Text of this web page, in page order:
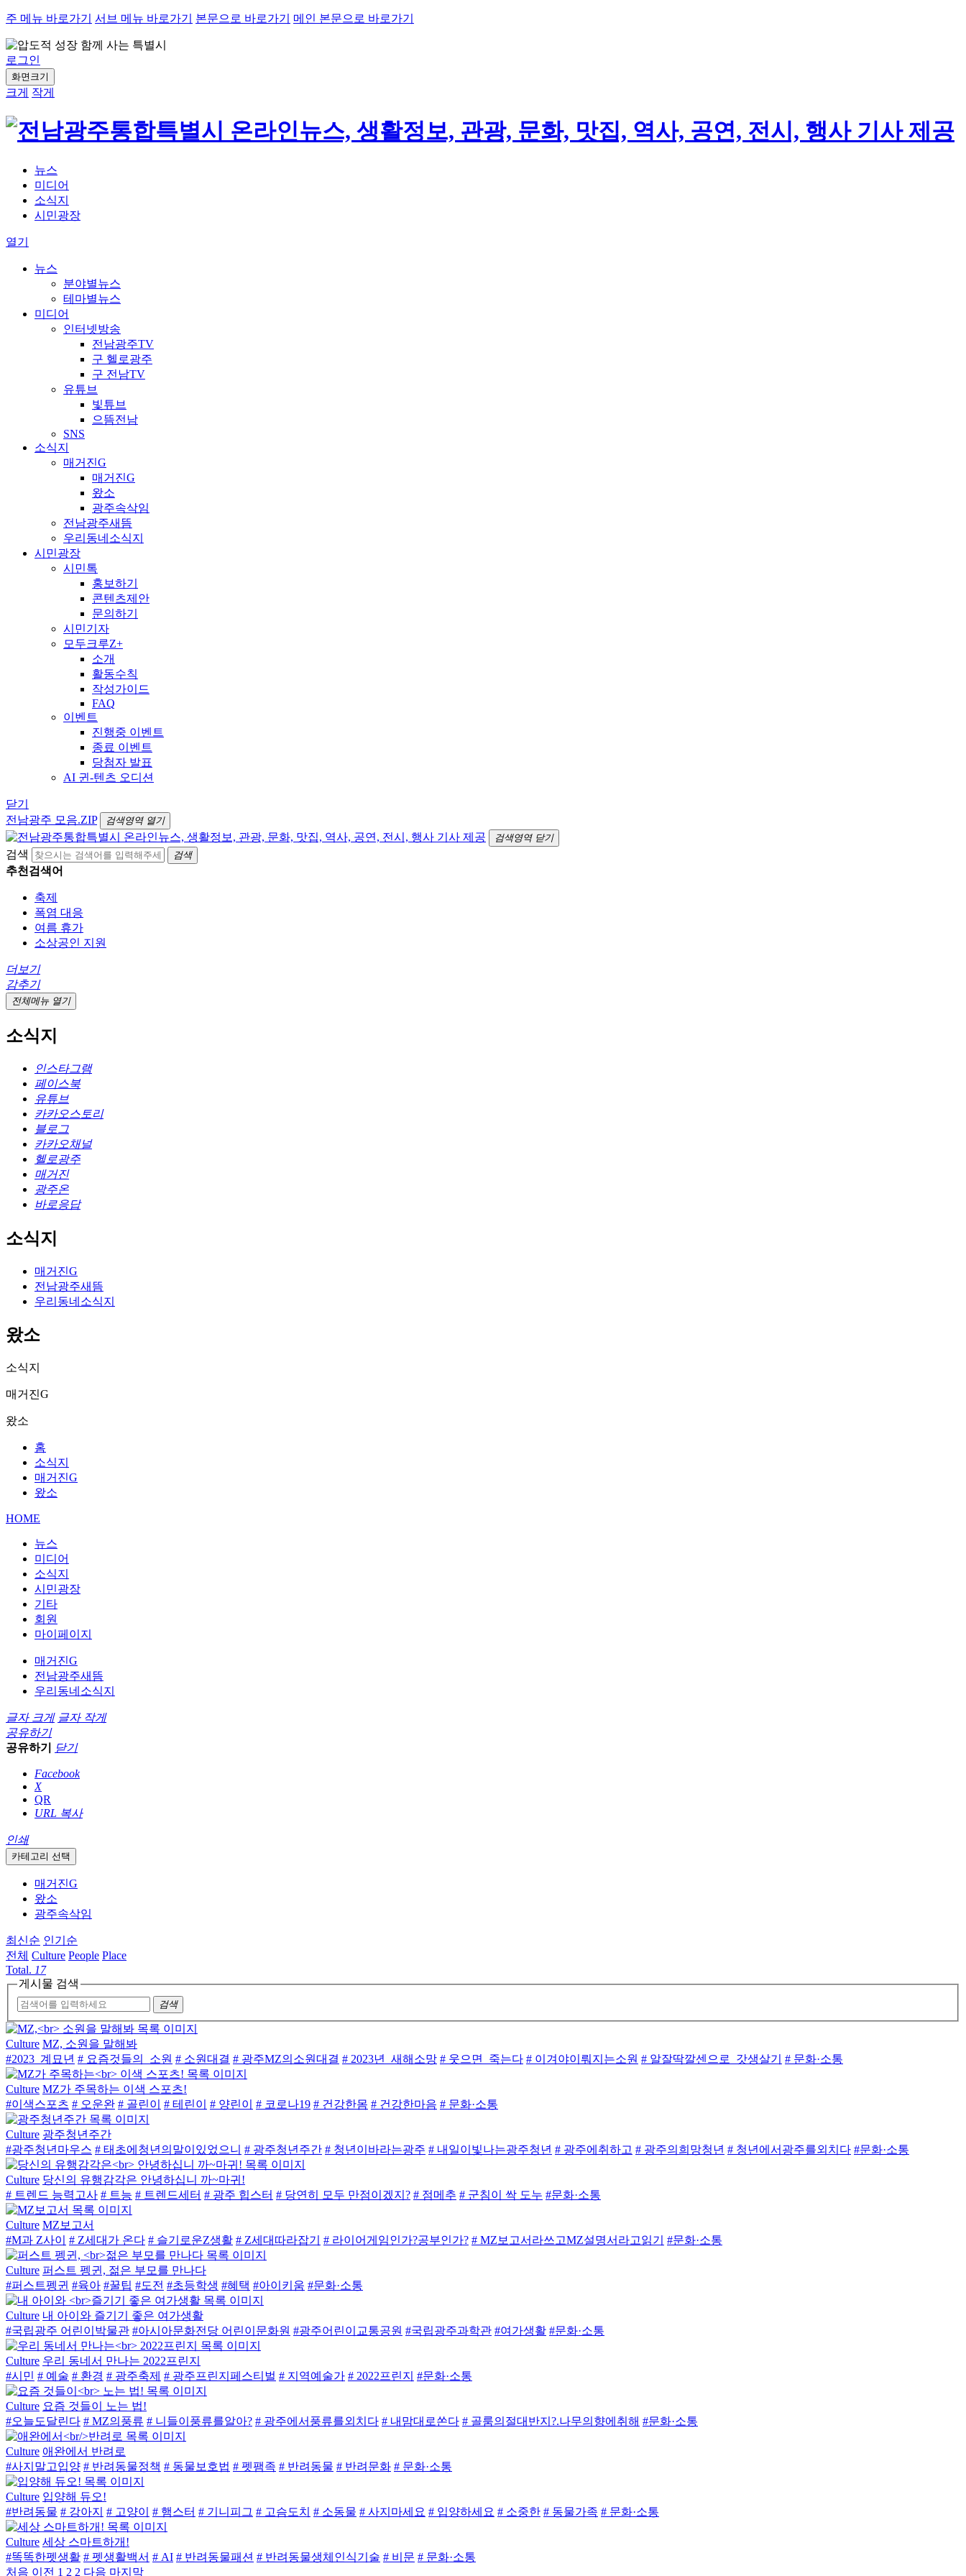
주 메뉴 바로가기 서브 메뉴 바로가기 본문으로 바로가기 메인 본문으로 바로가기
로그인
화면크기
크게 작게
뉴스
미디어
소식지
시민광장
열기
뉴스
분야별뉴스
테마별뉴스
미디어
인터넷방송
전남광주TV
구 헬로광주
구 전남TV
유튜브
빛튜브
으뜸전남
SNS
소식지
매거진G
매거진G
왔소
광주속삭임
전남광주새뜸
우리동네소식지
시민광장
시민톡
홍보하기
콘텐츠제안
문의하기
시민기자
모두크루Z+
소개
활동수칙
작성가이드
FAQ
이벤트
진행중 이벤트
종료 이벤트
당첨자 발표
AI 귄-텐츠 오디션
닫기
전남광주 모음.ZIP
검색영역 열기
검색영역 닫기
검색 검색
추천검색어
축제
폭염 대응
여름 휴가
소상공인 지원
더보기
감추기
전체메뉴 열기
소식지
인스타그램
페이스북
유튜브
카카오스토리
블로그
카카오채널
헬로광주
매거진
광주온
바로응답
소식지
매거진G
전남광주새뜸
우리동네소식지
왔소
소식지
매거진G
왔소
홈
소식지
매거진G
왔소
HOME
뉴스
미디어
소식지
시민광장
기타
회원
마이페이지
매거진G
전남광주새뜸
우리동네소식지
글자 크게 글자 작게
공유하기
공유하기
닫기
Facebook
X
QR
URL 복사
인쇄
카테고리 선택
매거진G
왔소
광주속삭임
최신순 인기순
전체 Culture People Place
Total. 17
게시물 검색
검색
Culture MZ, 소원을 말해봐
#2023_계묘년 # 요즘것들의_소원 # 소원대결 # 광주MZ의소원대결 # 2023년_새해소망 # 웃으면_죽는다 # 이겨야이뤄지는소원 # 알잘딱깔센으로_갓생살기 # 문화·소통
Culture MZ가 주목하는 이색 스포츠!
#이색스포츠 # 오운완 # 골린이 # 테린이 # 양린이 # 코로나19 # 건강한몸 # 건강한마음 # 문화·소통
Culture 광주청년주간
#광주청년마우스 # 태초에청년의말이있었으니 # 광주청년주간 # 청년이바라는광주 # 내일이빛나는광주청년 # 광주에취하고 # 광주의희망청년 # 청년에서광주를외치다 #문화·소통
Culture 당신의 유행감각은 안녕하십니 까~마귀!
# 트렌드 능력고사 # 트능 # 트렌드세터 # 광주 힙스터
Culture MZ보고서
#M과 Z사이 # Z세대가 온다
Culture 퍼스트 펭귄, 젊은 부모를 만나다
#퍼스트펭귄 #육아 #꿀팁 #도전 #초등학생
Culture 내 아이와 즐기기 좋은 여가생활
#국립광주 어린이박물관
#아시아문화전당 어린이문화원
Culture 우리 동네서 만나는 2022프린지
#시민 # 예술 # 환경 # 광주축제 # 광주프린지페스티벌
Culture 요즘 것들이 노는 법!
#오늘도달린다 # MZ의풍류
Culture 애완에서 반려로
#사지말고입양 # 반려동물정책 # 동물보호법
Culture 입양해 듀오!
#반려동물 # 강아지 # 고양이
Culture 세상 스마트하개!
#똑똑한펫생활 # 펫생활백서 # AI
처음 이전 1 2 2 다음 마지막
QUICK